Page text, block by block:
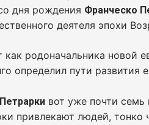
дня рождения Франческо
деятеля эпохи
как родоначальника новой
определил пути
вот уже почти семь
привлекают людей,